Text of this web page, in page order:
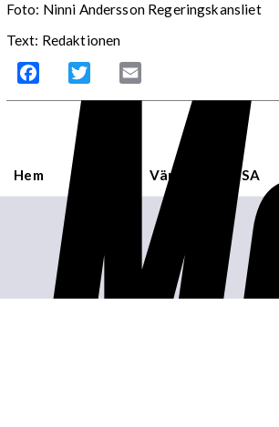
Foto: Ninni Andersson Regeringskansliet
Text: Redaktionen
Facebook Twitter
Hem Sverige Världen USA